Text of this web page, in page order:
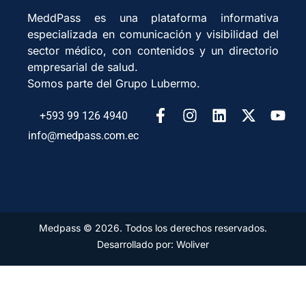
MeddPass es una plataforma informativa
especializada en comunicación y visibilidad del
sector médico, con contenidos y un directorio
empresarial de salud.
Somos parte del Grupo Lubermo.
+593 99 126 4940
info@medpass.com.ec
Medpass © 2026. Todos los derechos reservados.
Desarrollado por: Woliver